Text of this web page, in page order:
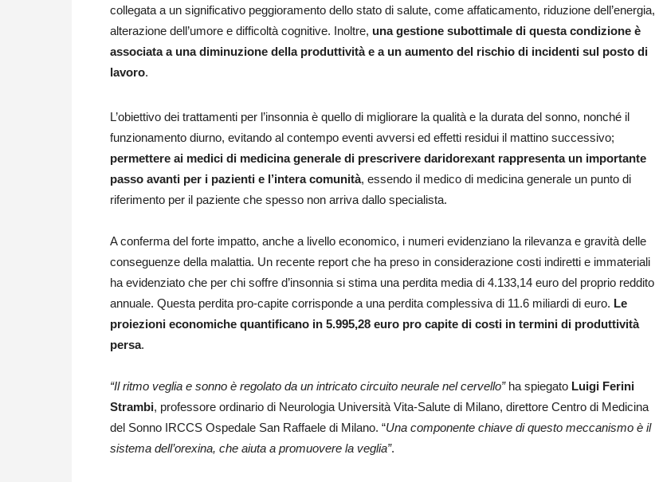
collegata a un significativo peggioramento dello stato di salute, come affaticamento, riduzione dell’energia,
alterazione dell’umore e difficoltà cognitive. Inoltre, una gestione subottimale di questa condizione è
associata a una diminuzione della produttività e a un aumento del rischio di incidenti sul posto di
lavoro.
L’obiettivo dei trattamenti per l’insonnia è quello di migliorare la qualità e la durata del sonno, nonché il
funzionamento diurno, evitando al contempo eventi avversi ed effetti residui il mattino successivo;
permettere ai medici di medicina generale di prescrivere daridorexant rappresenta un importante
passo avanti per i pazienti e l’intera comunità, essendo il medico di medicina generale un punto di
riferimento per il paziente che spesso non arriva dallo specialista.
A conferma del forte impatto, anche a livello economico, i numeri evidenziano la rilevanza e gravità delle
conseguenze della malattia. Un recente report che ha preso in considerazione costi indiretti e immateriali
ha evidenziato che per chi soffre d’insonnia si stima una perdita media di 4.133,14 euro del proprio reddito
annuale. Questa perdita pro-capite corrisponde a una perdita complessiva di 11.6 miliardi di euro. Le
proiezioni economiche quantificano in 5.995,28 euro pro capite di costi in termini di produttività
persa.
“Il ritmo veglia e sonno è regolato da un intricato circuito neurale nel cervello” ha spiegato Luigi Ferini
Strambi, professore ordinario di Neurologia Università Vita-Salute di Milano, direttore Centro di Medicina
del Sonno IRCCS Ospedale San Raffaele di Milano. “Una componente chiave di questo meccanismo è il
sistema dell’orexina, che aiuta a promuovere la veglia”.